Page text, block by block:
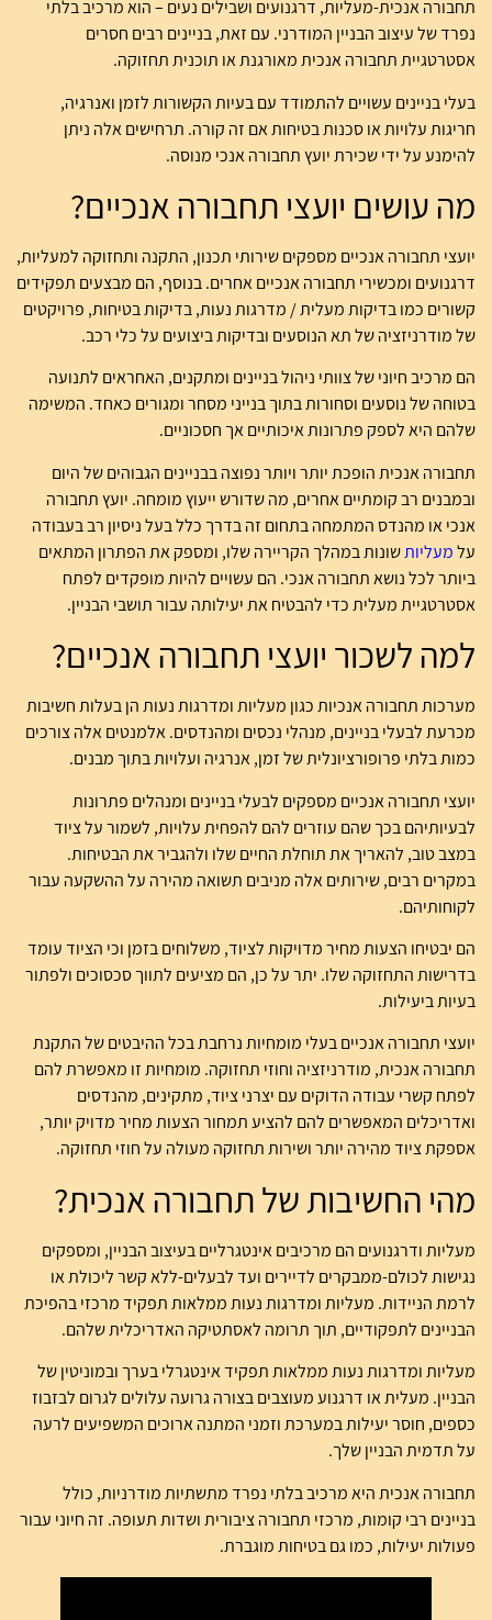
תחבורה אנכית-מעליות, דרגנועים ושבילים נעים – הוא מרכיב בלתי
נפרד של עיצוב הבניין המודרני. עם זאת, בניינים רבים חסרים
אסטרטגיית תחבורה אנכית מאורגנת או תוכנית תחזוקה.
בעלי בניינים עשויים להתמודד עם בעיות הקשורות לזמן ואנרגיה,
חריגות עלויות או סכנות בטיחות אם זה קורה. תרחישים אלה ניתן
להימנע על ידי שכירת יועץ תחבורה אנכי מנוסה.
מה עושים יועצי תחבורה אנכיים?
יועצי תחבורה אנכיים מספקים שירותי תכנון, התקנה ותחזוקה למעליות,
דרגנועים ומכשירי תחבורה אנכיים אחרים. בנוסף, הם מבצעים תפקידים
קשורים כמו בדיקות מעלית / מדרגות נעות, בדיקות בטיחות, פרויקטים
של מודרניזציה של תא הנוסעים ובדיקות ביצועים על כלי רכב.
הם מרכיב חיוני של צוותי ניהול בניינים ומתקנים, האחראים לתנועה
בטוחה של נוסעים וסחורות בתוך בנייני מסחר ומגורים כאחד. המשימה
שלהם היא לספק פתרונות איכותיים אך חסכוניים.
תחבורה אנכית הופכת יותר ויותר נפוצה בבניינים הגבוהים של היום
ובמבנים רב קומתיים אחרים, מה שדורש ייעוץ מומחה. יועץ תחבורה
אנכי או מהנדס המתמחה בתחום זה בדרך כלל בעל ניסיון רב בעבודה
עלמעליותשונות במהלך הקריירה שלו, ומספק את הפתרון המתאים
ביותר לכל נושא תחבורה אנכי. הם עשויים להיות מופקדים לפתח
אסטרטגיית מעלית כדי להבטיח את יעילותה עבור תושבי הבניין.
למה לשכור יועצי תחבורה אנכיים?
מערכות תחבורה אנכיות כגון מעליות ומדרגות נעות הן בעלות חשיבות
מכרעת לבעלי בניינים, מנהלי נכסים ומהנדסים. אלמנטים אלה צורכים
כמות בלתי פרופורציונלית של זמן, אנרגיה ועלויות בתוך מבנים.
יועצי תחבורה אנכיים מספקים לבעלי בניינים ומנהלים פתרונות
לבעיותיהם בכך שהם עוזרים להם להפחית עלויות, לשמור על ציוד
במצב טוב, להאריך את תוחלת החיים שלו ולהגביר את הבטיחות.
במקרים רבים, שירותים אלה מניבים תשואה מהירה על ההשקעה עבור
לקוחותיהם.
הם יבטיחו הצעות מחיר מדויקות לציוד, משלוחים בזמן וכי הציוד עומד
בדרישות התחזוקה שלו. יתר על כן, הם מציעים לתווך סכסוכים ולפתור
בעיות ביעילות.
יועצי תחבורה אנכיים בעלי מומחיות נרחבת בכל ההיבטים של התקנת
תחבורה אנכית, מודרניזציה וחוזי תחזוקה. מומחיות זו מאפשרת להם
לפתח קשרי עבודה הדוקים עם יצרני ציוד, מתקינים, מהנדסים
ואדריכלים המאפשרים להם להציע תמחור הצעות מחיר מדויק יותר,
אספקת ציוד מהירה יותר ושירות תחזוקה מעולה על חוזי תחזוקה.
מהי החשיבות של תחבורה אנכית?
מעליות ודרגנועים הם מרכיבים אינטגרליים בעיצוב הבניין, ומספקים
נגישות לכולם-ממבקרים לדיירים ועד לבעלים-ללא קשר ליכולת או
לרמת הניידות. מעליות ומדרגות נעות ממלאות תפקיד מרכזי בהפיכת
הבניינים לתפקודיים, תוך תרומה לאסתטיקה האדריכלית שלהם.
מעליות ומדרגות נעות ממלאות תפקיד אינטגרלי בערך ובמוניטין של
הבניין. מעלית או דרגנוע מעוצבים בצורה גרועה עלולים לגרום לבזבוז
כספים, חוסר יעילות במערכת וזמני המתנה ארוכים המשפיעים לרעה
על תדמית הבניין שלך.
תחבורה אנכית היא מרכיב בלתי נפרד מתשתיות מודרניות, כולל
בניינים רבי קומות, מרכזי תחבורה ציבורית ושדות תעופה. זה חיוני עבור
פעולות יעילות, כמו גם בטיחות מוגברת.